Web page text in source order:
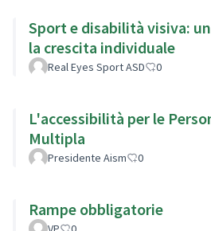
Sport e disabilità visiva:
la crescita individuale
Real Eyes Sport ASD 0
L'accessibilità per le
Multipla
Presidente Aism 0
Rampe obbligatorie